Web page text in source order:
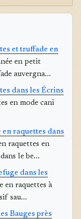
et truffade en
en petit
auvergna...
dans les Écrins
en mode cani
raquettes dans
raquettes en
le be...
dans les
en raquettes à
sau...
Bauges près